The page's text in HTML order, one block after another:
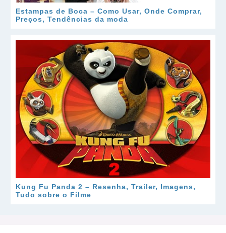
Estampas de Boca – Como Usar, Onde Comprar,
Preços, Tendências da moda
Kung Fu Panda 2 – Resenha, Trailer, Imagens,
Tudo sobre o Filme